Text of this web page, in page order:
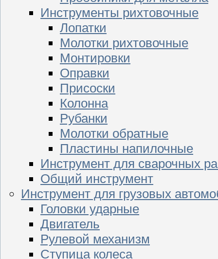
Инструменты рихтовочные
Лопатки
Молотки рихтовочные
Монтировки
Оправки
Присоски
Колонна
Рубанки
Молотки обратные
Пластины напилочные
Инструмент для сварочных
Общий инструмент
Инструмент для грузовых
Головки ударные
Двигатель
Рулевой механизм
Ступица колеса